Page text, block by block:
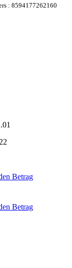
: 8594177262160
Betrag
Betrag